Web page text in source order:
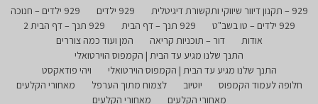
929 – תקנון דיוור שיווקי ותקשורת דיגיטלית 929 ילדים
929 ילדים – חנוכה
929 ילדים – טו בשב"ט
929 תנך – דף הבית
929 תנך – דף הבית 2
אודות
דור – תוכניות קריאה
המן ועוד כמה צוררים
התנך שלנו מגיע עד הבית | הקמפוס הוירטואלי
התנך שלנו מגיע עד הבית | הקמפוס הוירטואלי
ויהי פודאקסט
חלופה לעמוד הקמפוס
יוטיוב לצמוח מתוך הערפל
מאחורי הקלעים
מאחורי הקלעים
מאחורי הקלעים